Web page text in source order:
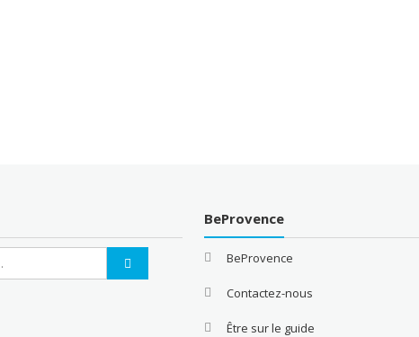
BeProvence
BeProvence
Contactez-nous
Être sur le guide